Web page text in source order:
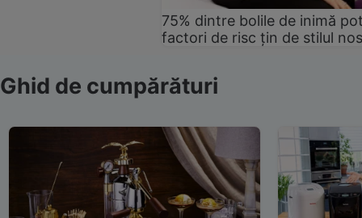
75% dintre bolile de inimă
factori de risc țin de stilul
Ghid de cumpărături